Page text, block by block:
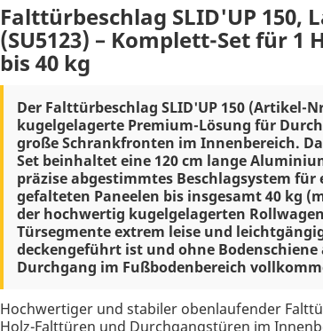
Falttürbeschlag SLID'UP 150,
(SU5123) – Komplett-Set für 1
bis 40 kg
Der Falttürbeschlag SLID'UP 150 (Artikel-
kugelgelagerte Premium-Lösung für
große Schrankfronten im Innenbereich.
Set beinhaltet eine 120 cm lange
präzise abgestimmtes Beschlagsystem für
gefalteten Paneelen bis insgesamt 40 kg
der hochwertig kugelgelagerten
Türsegmente extrem leise und
deckengeführt ist und ohne
Durchgang im Fußbodenbereich
Hochwertiger und stabiler obenlaufender
Holz-Falttüren und Durchgangstüren im